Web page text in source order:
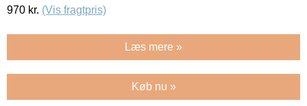
970 kr. (Vis fragtpris)
Læs mere »
Køb nu »